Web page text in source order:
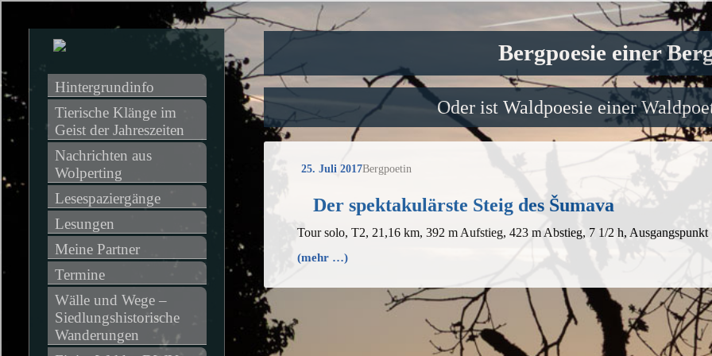
Bergpoesie einer
Oder ist Waldpoesie einer
25. Juli 2017Bergpoetin
Der spektakulärste Steig des Šumava
Tour solo, T2, 21,16 km, 392 m Aufstieg, 423 m Abstieg, 7 1/2 h, Ausgangspunkt
(mehr …)
Hintergrundinfo
Tierische Klänge im
Geist der Jahreszeiten
Nachrichten aus
Wolperting
Lesespaziergänge
Lesungen
Meine Partner
Termine
Wälle und Wege –
Siedlungshistorische
Wanderungen